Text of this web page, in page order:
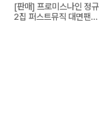
[판매] 프로미스나인 정규
2집 퍼스트뮤직 대면팬싸